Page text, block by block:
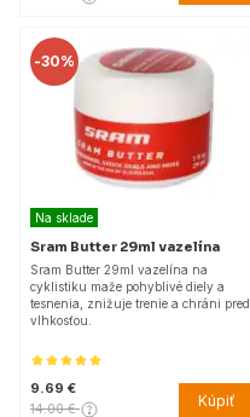
-30%
Na sklade
Sram Butter 29ml vazelína
Sram Butter 29ml vazelína na
cyklistiku maže pohyblivé diely a
tesnenia, znižuje trenie a chráni pred
vlhkosťou.
9.69 €
14.00 € Kúpiť